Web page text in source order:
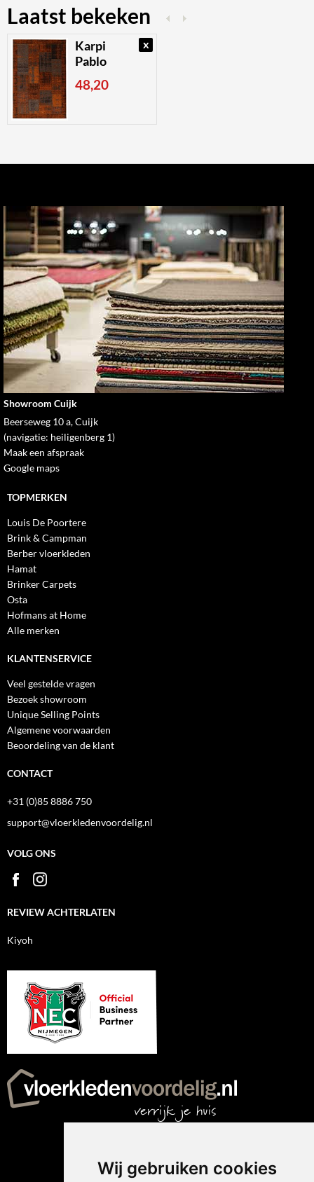
Wij gebruiken cookies
Laatst bekeken
x
Karpi
Pablo
48,20
Showroom Cuijk
Beerseweg 10 a, Cuijk
(navigatie: heiligenberg 1)
Maak een afspraak
Google maps
TOPMERKEN
Louis De Poortere
Brink & Campman
Berber vloerkleden
Hamat
Brinker Carpets
Osta
Hofmans at Home
Alle merken
KLANTENSERVICE
Veel gestelde vragen
Bezoek showroom
Unique Selling Points
Algemene voorwaarden
Beoordeling van de klant
CONTACT
+31 (0)85 8886 750
support@vloerkledenvoordelig.nl
VOLG ONS
REVIEW ACHTERLATEN
Kiyoh